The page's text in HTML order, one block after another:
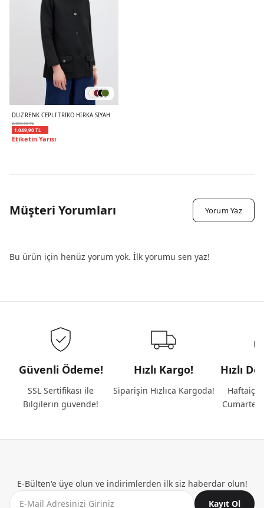
DÜZ RENK CEPLI TRIKO HIRKA SIYAH
2.099,90 TL
1.049,90 TL
Etiketin Yarısı
Müşteri Yorumları Yorum Yaz
Bu ürün için henüz yorum yok. İlk yorumu sen yaz!
Güvenli Ödeme!
SSL Sertifikası ile
Bilgilerin güvende!
Hızlı Kargo!
Siparişin Hızlıca Kargoda!
Hızlı
Haftaiçi
E-Bülten'e üye olun ve indirimlerden ilk siz haberdar olun!
Kayıt Ol